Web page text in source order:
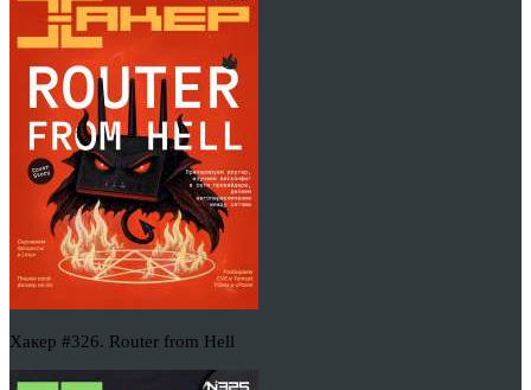
Хакер #326. Router from Hell